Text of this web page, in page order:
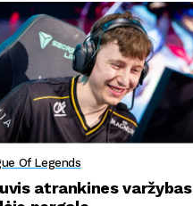
Of Legends
atrankines varžybas